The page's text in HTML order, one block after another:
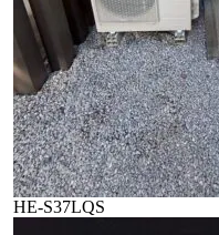
HE-S37LQS